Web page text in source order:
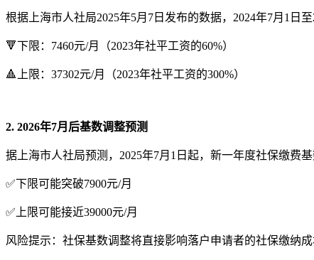
根据上海市人社局2025年5月7日发布的数据，2024年7月1日
🔻下限：7460元/月（2023年社平工资的60%）
🔺上限：37302元/月（2023年社平工资的300%）
2. 2026年7月后基数调整预测
据上海市人社局预测，2025年7月1日起，新一年度社保缴费
✅下限可能突破7900元/月
✅上限可能接近39000元/月
风险提示：社保基数调整将直接影响落户申请者的社保缴纳